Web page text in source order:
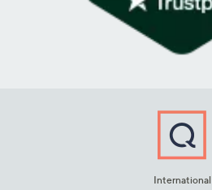
International